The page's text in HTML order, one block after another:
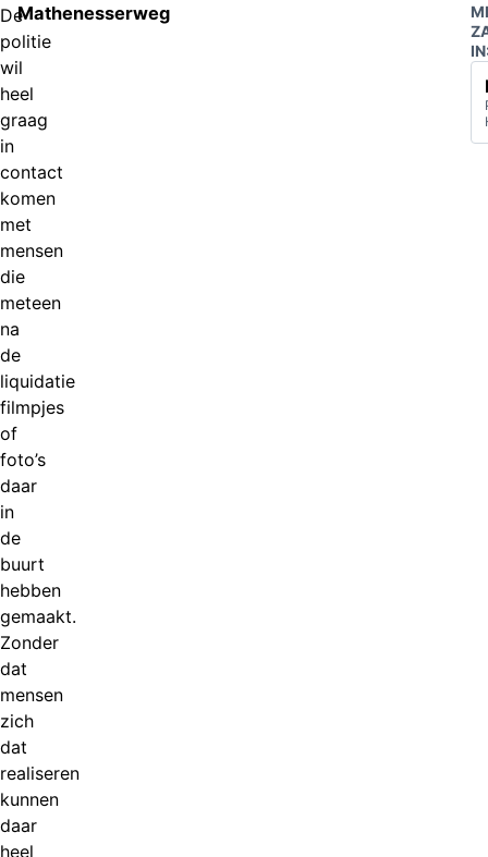
De
politie
wil
heel
graag
in
contact
komen
met
mensen
die
meteen
na
de
liquidatie
filmpjes
of
foto’s
daar
in
de
buurt
hebben
gemaakt.
Zonder
dat
mensen
zich
dat
realiseren
kunnen
daar
heel
Mathenesserweg